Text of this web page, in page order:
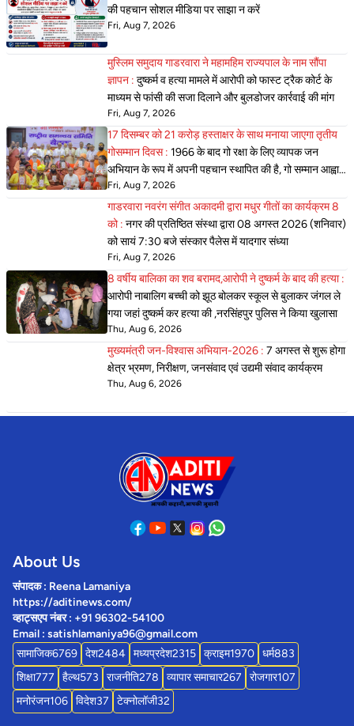
की पहचान सोशल मीडिया पर साझा न करें
Fri, Aug 7, 2026
मुस्लिम समुदाय गाडरवारा ने महामहिम राज्यपाल के नाम सौंपा
ज्ञापन : दुष्कर्म व हत्या मामले में आरोपी को फास्ट ट्रैक कोर्ट के
माध्यम से फांसी की सजा दिलाने और बुलडोजर कार्रवाई की मांग
Fri, Aug 7, 2026
17 दिसम्बर को 21 करोड़ हस्ताक्षर के साथ मनाया जाएगा तृतीय
गोसम्मान दिवस : 1966 के बाद गो रक्षा के लिए व्यापक जन
अभियान के रूप में अपनी पहचान स्थापित की है, गो सम्मान आह्वान
अभियान ने,
Fri, Aug 7, 2026
गाडरवारा नवरंग संगीत अकादमी द्वारा मधुर गीतों का कार्यक्रम 8
को : नगर की प्रतिष्ठित संस्था द्वारा 08 अगस्त 2026 (शनिवार)
को सायं 7:30 बजे संस्कार पैलेस में यादगार संध्या
Fri, Aug 7, 2026
8 वर्षीय बालिका का शव बरामद,आरोपी ने दुष्कर्म के बाद की हत्या :
आरोपी नाबालिग बच्ची को झूठ बोलकर स्कूल से बुलाकर जंगल ले
गया जहां दुष्कर्म कर हत्या की ,नरसिंहपुर पुलिस ने किया खुलासा
Thu, Aug 6, 2026
मुख्यमंत्री जन-विश्वास अभियान-2026 : 7 अगस्त से शुरू होगा
क्षेत्र भ्रमण, निरीक्षण, जनसंवाद एवं उद्यमी संवाद कार्यक्रम
Thu, Aug 6, 2026
About Us
संपादक : Reena Lamaniya
https://aditinews.com/
व्हाट्सएप नंबर : +91 96302-54100
Email : satishlamaniya96@gmail.com
सामाजिक6769 देश2484 मध्यप्रदेश2315 क्राइम1970 धर्म883
शिक्षा777 हैल्थ573 राजनीति278 व्यापार समाचार267 रोजगार107
मनोरंजन106 विदेश37 टेक्नोलॉजी32